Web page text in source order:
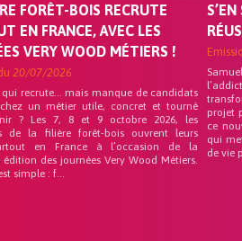
FORÊT-BOIS RECRUTE
EN FRANCE, AVEC LES
VERY WOOD MÉTIERS !
20/07/2026
qui recrute… mais manque de candidats
un métier utile, concret et tourné
? Les 7, 8 et 9 octobre 2026, les
de la filière forêt-bois ouvrent leurs
en France à l’occasion de la
des journées Very Wood Métiers.
simple : f...
projet
ce
qui
de vie